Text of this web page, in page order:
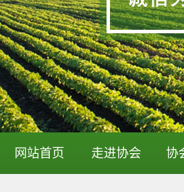
网站首页 走进协会 协